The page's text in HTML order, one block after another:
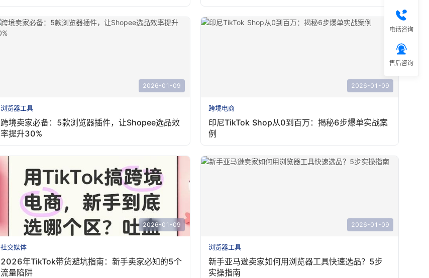
2026-01-09
浏览器工具
跨境卖家必备：5款浏览器插件，让Shopee选品效
率提升30%
2026-01-09
跨境电商
印尼TikTok Shop从0到百万：揭秘6步爆单实战案
例
2026-01-09
社交媒体
2026年TikTok带货避坑指南：新手卖家必知的5个
流量陷阱
2026-01-09
浏览器工具
新手亚马逊卖家如何用浏览器工具快速选品？5步
实操指南
电话咨询
售后咨询